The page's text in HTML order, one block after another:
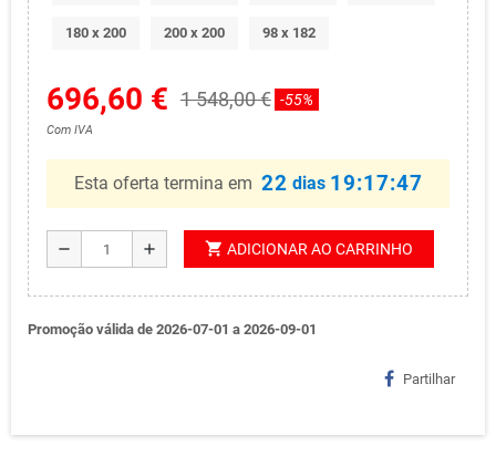
180 x 200 200 x 200 98 x 182
696,60 € 1 548,00 € -55%
Com IVA
Esta oferta termina em 22 dias 19:17:46
remove add shopping_cart ADICIONAR AO CARRINHO
Promoção válida de 2026-07-01 a 2026-09-01
Partilhar